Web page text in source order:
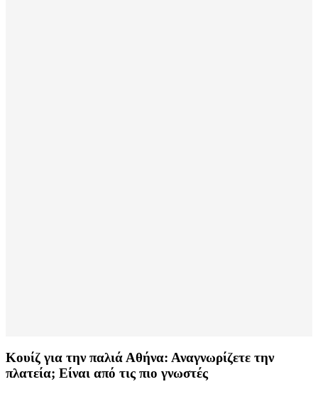
Κουίζ για την παλιά Αθήνα: Αναγνωρίζετε την
πλατεία; Είναι από τις πιο γνωστές